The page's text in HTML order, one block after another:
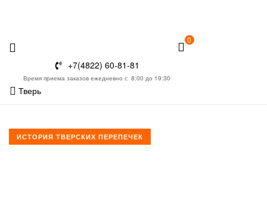
+7(4822) 60-81-81
Время приема заказов ежедневно с 8:00 до 19:30
Тверь
0
ИСТОРИЯ ТВЕРСКИХ ПЕРЕПЕЧЕК